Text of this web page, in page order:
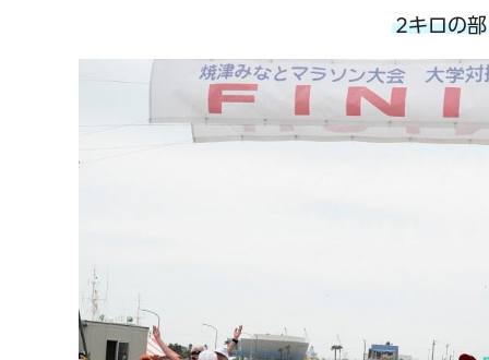
2キロの部